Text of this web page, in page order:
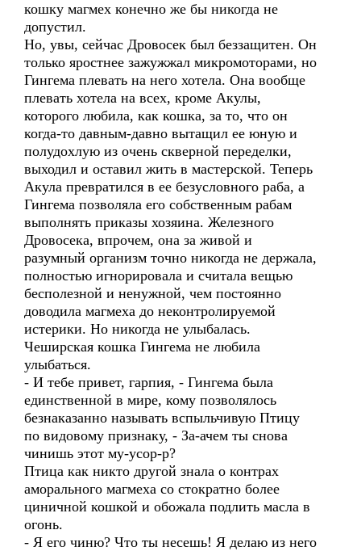
кошку магмех конечно же бы никогда не
допустил.
Но, увы, сейчас Дровосек был беззащитен. Он
только яростнее зажужжал микромоторами, но
Гингема плевать на него хотела. Она вообще
плевать хотела на всех, кроме Акулы,
которого любила, как кошка, за то, что он
когда-то давным-давно вытащил ее юную и
полудохлую из очень скверной переделки,
выходил и оставил жить в мастерской. Теперь
Акула превратился в ее безусловного раба, а
Гингема позволяла его собственным рабам
выполнять приказы хозяина. Железного
Дровосека, впрочем, она за живой и
разумный организм точно никогда не держала,
полностью игнорировала и считала вещью
бесполезной и ненужной, чем постоянно
доводила магмеха до неконтролируемой
истерики. Но никогда не улыбалась.
Чеширская кошка Гингема не любила
улыбаться.
- И тебе привет, гарпия, - Гингема была
единственной в мире, кому позволялось
безнаказанно называть вспыльчивую Птицу
по видовому признаку, - За-ачем ты снова
чинишь этот му-усор-р?
Птица как никто другой знала о контрах
аморального магмеха со стократно более
циничной кошкой и обожала подлить масла в
огонь.
- Я его чиню? Что ты несешь! Я делаю из него